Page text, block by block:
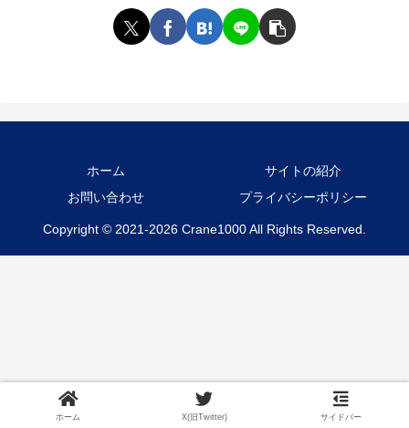
ホーム
サイトの紹介
お問い合わせ
プライバシーポリシー
Copyright © 2021-2026 Crane1000 All Rights Reserved.
ホーム X(旧Twitter) サイドバー